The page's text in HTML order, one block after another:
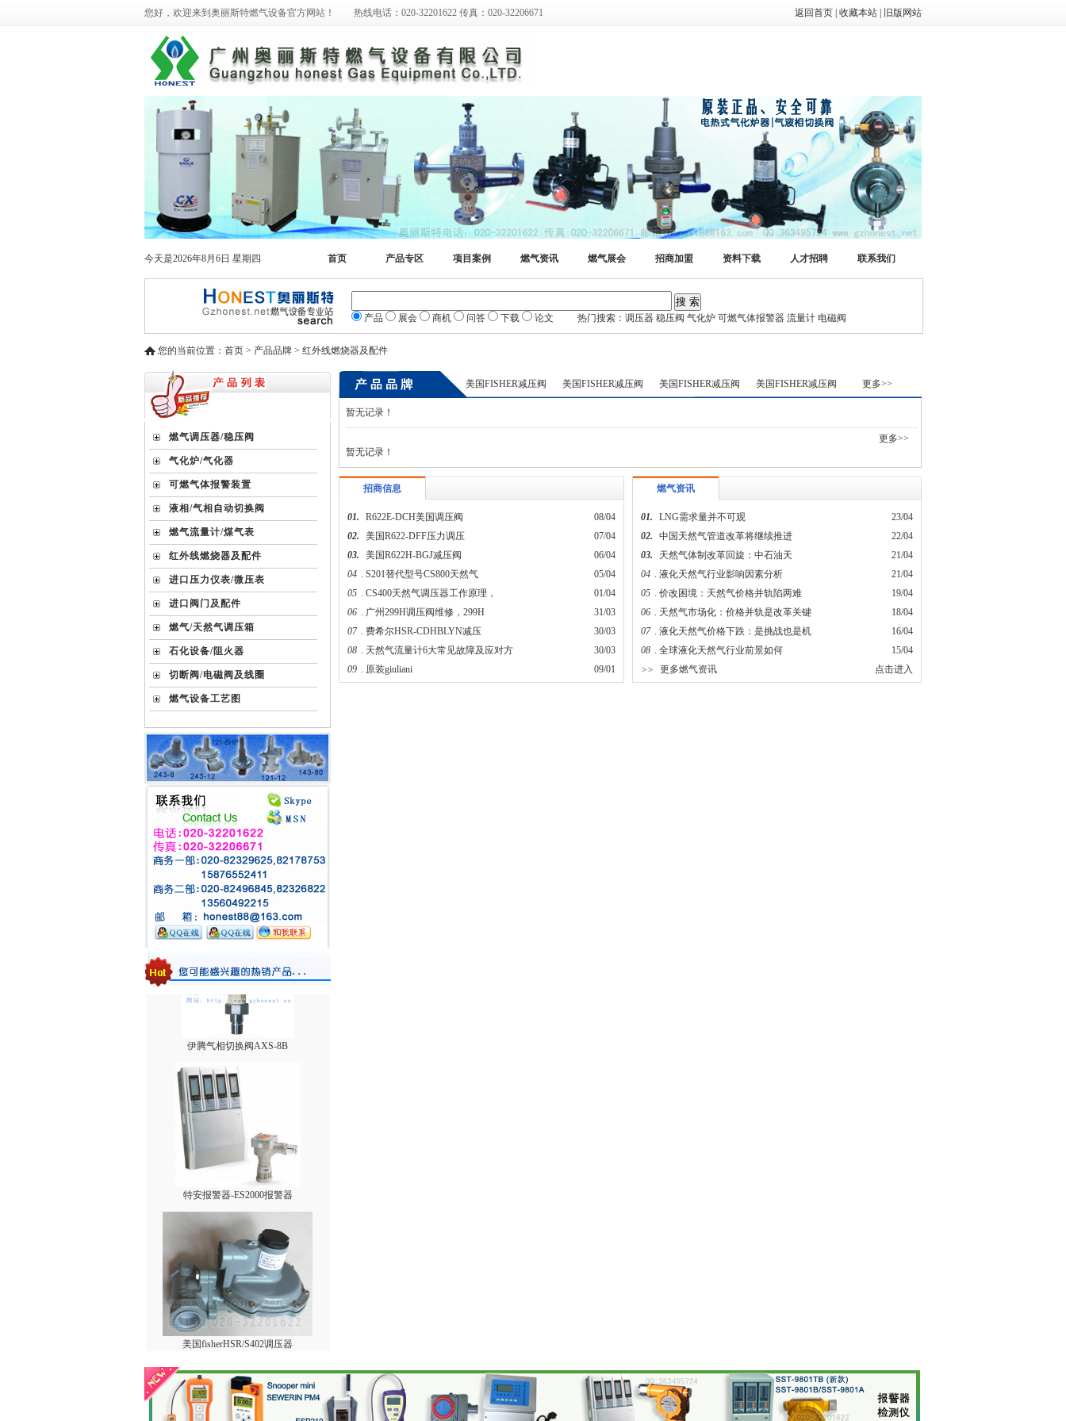
您好，欢迎来到奥丽斯特燃气设备官方网站！ 热线电话：020-32201622 传真：020-32206671 返回首页 收藏本站 旧版网站
今天是2026年8月6日 星期四 首页 产品专区 项目案例 燃气资讯 燃气展会 招商加盟 资料下载 人才招聘 联系我们
产品 展会 商机 问答 下载 论文 热门搜索：调压器 稳压阀 气化炉 可燃气体报警器 流量计 电磁阀
您的当前位置：首页 > 产品品牌 > 红外线燃烧器及配件
燃气调压器/稳压阀
气化炉/气化器
可燃气体报警装置
液相/气相自动切换阀
燃气流量计/煤气表
红外线燃烧器及配件
进口压力仪表/微压表
进口阀门及配件
燃气/天然气调压箱
石化设备/阻火器
切断阀/电磁阀及线圈
燃气设备工艺图
台湾HNT/HT系列壁挂式电热式气化器
1588VN/1588MN减压阀/煤气调压阀
伊腾气相切换阀AXS-8B
特安报警器-ES2000报警器
美国fisherHSR/S402调压器
美国FISHER减压阀 美国FISHER减压阀 美国FISHER减压阀 美国FISHER减压阀 更多>>
暂无记录！
更多>>
暂无记录！
招商信息
08/04
01.
R622E-DCH美国调压阀
07/04
02.
美国R622-DFF压力调压
06/04
03.
美国R622H-BGJ减压阀
05/04
04 . S201替代型号CS800天然气
01/04
05 . CS400天然气调压器工作原理，
31/03
06 . 广州299H调压阀维修，299H
30/03
07 . 费希尔HSR-CDHBLYN减压
30/03
08 . 天然气流量计6大常见故障及应对方
09/01
09 . 原装giuliani
燃气资讯
23/04
01.
LNG需求量并不可观
22/04
02.
中国天然气管道改革将继续推进
21/04
03.
天然气体制改革回旋：中石油天
21/04
04 . 液化天然气行业影响因素分析
19/04
05 . 价改困境：天然气价格并轨陷两难
18/04
06 . 天然气市场化：价格并轨是改革关键
16/04
07 . 液化天然气价格下跌：是挑战也是机
15/04
08 . 全球液化天然气行业前景如何
点击进入
>> 更多燃气资讯